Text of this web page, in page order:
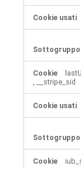
,
__stripe_sid